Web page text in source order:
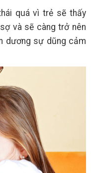
quá vì trẻ sẽ thấy
và sẽ càng trở nên
dương sự dũng cảm